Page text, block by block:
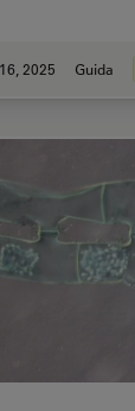
Microscopy
2025 Guida